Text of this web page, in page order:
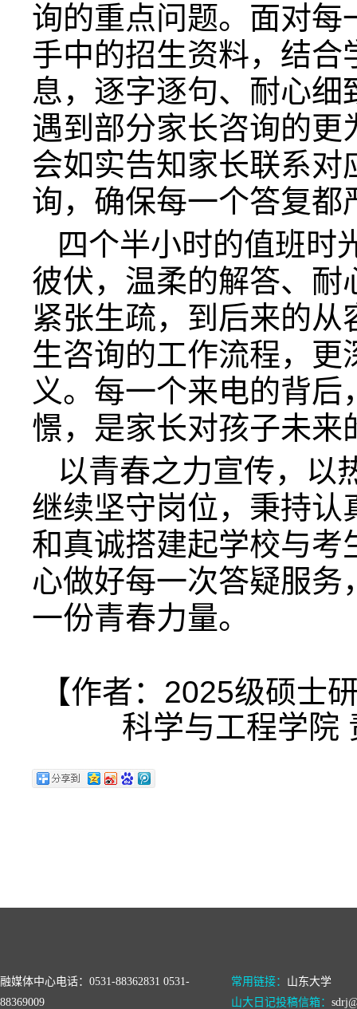
询的重点问题。面对每
手中的招生资料，结
息，逐字逐句、耐心
遇到部分家长咨询的
会如实告知家长联系
询，确保每一个答复都
四个半小时的值班时
彼伏，温柔的解答、耐
紧张生疏，到后来的
生咨询的工作流程，
义。每一个来电的背
憬，是家长对孩子未来
以青春之力宣传，以
继续坚守岗位，秉持认
和真诚搭建起学校与考
心做好每一次答疑服
一份青春力量。
【作者：2025级硕士
科学与工程学院
融媒体中心电话：0531-88362831 0531-
88369009
常用链接： 山东大学
山大日记投稿信箱：